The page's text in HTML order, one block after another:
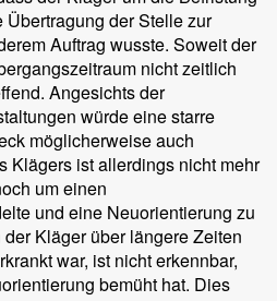
der Stelle zur
Auftrag wusste. Soweit der
nicht zeitlich
Angesichts der
würde eine starre
möglicherweise auch
Klägers ist allerdings nicht mehr
um einen
und eine Neuorientierung zu
Kläger über längere Zeiten
war, ist nicht erkennbar,
bemüht hat. Dies